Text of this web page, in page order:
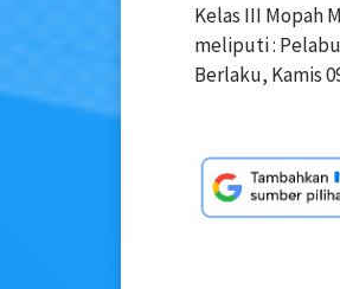
Kelas III Mopah
meliputi :
Berlaku, Kamis